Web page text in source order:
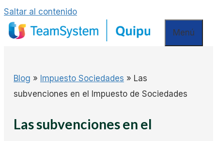
Saltar al contenido
Menú
Blog » Impuesto Sociedades » Las
subvenciones en el Impuesto de Sociedades
Las subvenciones en el